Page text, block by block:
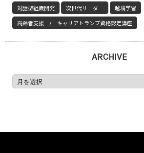
対話型組織開発 次世代リーダー 越境学習
高齢者支援 / キャリアトランプ資格認定講座
ARCHIVE